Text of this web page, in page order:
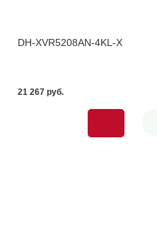
DH-XVR5208AN-4KL-X
21 267 pуб.